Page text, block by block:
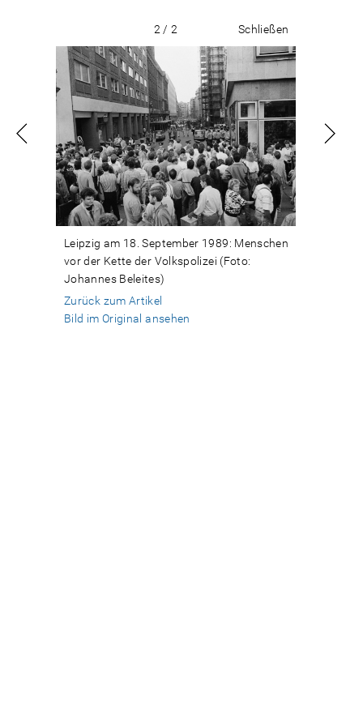
2 / 2 Schließen
Leipzig am 18. September 1989: Menschen
vor der Kette der Volkspolizei (Foto:
Johannes Beleites)
Zurück zum Artikel
Bild im Original ansehen